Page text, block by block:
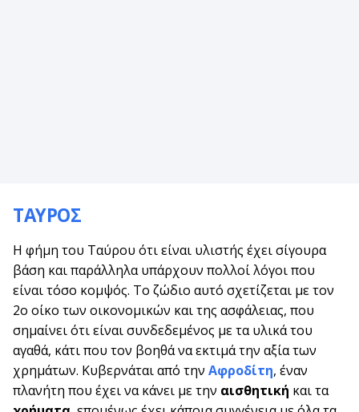
ΤΑΥΡΟΣ
Η φήμη του Ταύρου ότι είναι υλιστής έχει σίγουρα
βάση και παράλληλα υπάρχουν πολλοί λόγοι που
είναι τόσο κομψός. Το ζώδιο αυτό σχετίζεται με τον
2ο οίκο των οικονομικών και της ασφάλειας, που
σημαίνει ότι είναι συνδεδεμένος με τα υλικά του
αγαθά, κάτι που τον βοηθά να εκτιμά την αξία των
χρημάτων. Κυβερνάται από την Αφροδίτη, έναν
πλανήτη που έχει να κάνει με την αισθητική και τα